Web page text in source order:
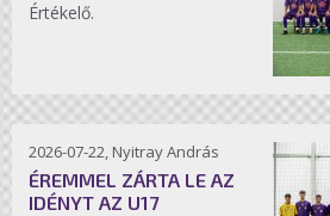
Értékelő.
2026-07-22, Nyitray András
ÉREMMEL ZÁRTA LE AZ
IDÉNYT AZ U17